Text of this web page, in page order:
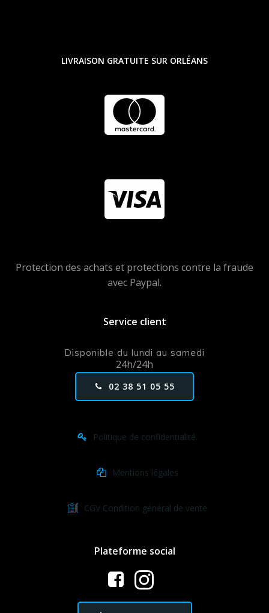
LIVRAISON GRATUITE SUR ORLÉANS
Protection des achats et protections contre la fraude
avec Paypal.
Service client
Disponible du lundi au samedi
24h/24h
02 38 51 05 55
Politique de confidentialité.
Mentions légales
CGV Condition général de vente
Plateforme social